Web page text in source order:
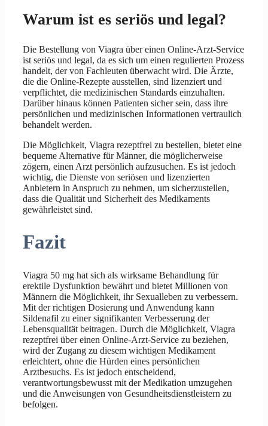
Warum ist es seriös und legal?
Die Bestellung von Viagra über einen Online-Arzt-Service
ist seriös und legal, da es sich um einen regulierten Prozess
handelt, der von Fachleuten überwacht wird. Die Ärzte,
die die Online-Rezepte ausstellen, sind lizenziert und
verpflichtet, die medizinischen Standards einzuhalten.
Darüber hinaus können Patienten sicher sein, dass ihre
persönlichen und medizinischen Informationen vertraulich
behandelt werden.
Die Möglichkeit, Viagra rezeptfrei zu bestellen, bietet eine
bequeme Alternative für Männer, die möglicherweise
zögern, einen Arzt persönlich aufzusuchen. Es ist jedoch
wichtig, die Dienste von seriösen und lizenzierten
Anbietern in Anspruch zu nehmen, um sicherzustellen,
dass die Qualität und Sicherheit des Medikaments
gewährleistet sind.
Fazit
Viagra 50 mg hat sich als wirksame Behandlung für
erektile Dysfunktion bewährt und bietet Millionen von
Männern die Möglichkeit, ihr Sexualleben zu verbessern.
Mit der richtigen Dosierung und Anwendung kann
Sildenafil zu einer signifikanten Verbesserung der
Lebensqualität beitragen. Durch die Möglichkeit, Viagra
rezeptfrei über einen Online-Arzt-Service zu beziehen,
wird der Zugang zu diesem wichtigen Medikament
erleichtert, ohne die Hürden eines persönlichen
Arztbesuchs. Es ist jedoch entscheidend,
verantwortungsbewusst mit der Medikation umzugehen
und die Anweisungen von Gesundheitsdienstleistern zu
befolgen.